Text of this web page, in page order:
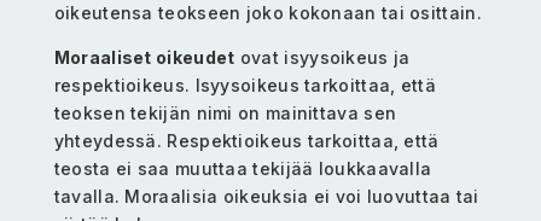
oikeutensa teokseen joko kokonaan tai osittain.
Moraaliset oikeudet ovat isyysoikeus ja
respektioikeus. Isyysoikeus tarkoittaa, että
teoksen tekijän nimi on mainittava sen
yhteydessä. Respektioikeus tarkoittaa, että
teosta ei saa muuttaa tekijää loukkaavalla
tavalla. Moraalisia oikeuksia ei voi luovuttaa tai